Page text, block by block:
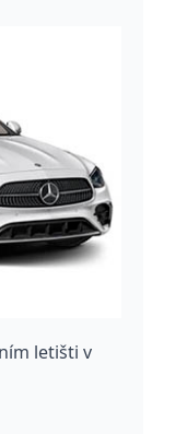
letišti v